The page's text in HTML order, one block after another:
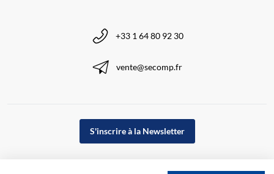
+33 1 64 80 92 30
vente@secomp.fr
S'inscrire à la Newsletter